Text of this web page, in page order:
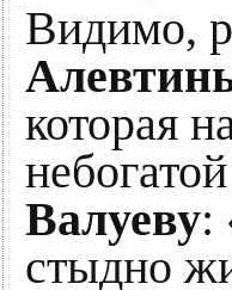
Видимо,
которая
Валуеву:
стыдно